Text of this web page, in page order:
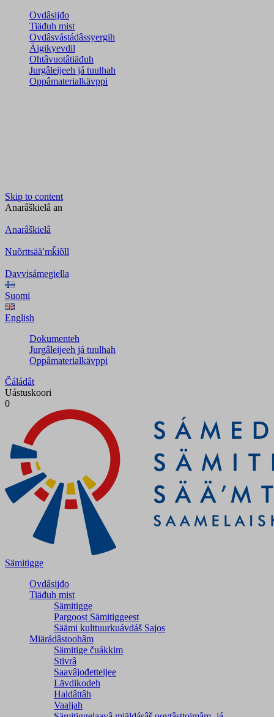
Ovdâsijđo
Tiäđuh mist
Ovdâsvástádâssyergih
Äigikyevdil
Ohtâvuotâtiäđuh
Jurgâleijeeh já tuulhah
Oppâmaterialkävppi
Skip to content
Anarâškielâ an
Anarâškielâ
Nuõrttsääʹmǩiõll
Davvisámegiella
Suomi
English
Dokumenteh
Jurgâleijeeh já tuulhah
Oppâmaterialkävppi
Čáládât
Uástuskoori
0
Sämitigge
Ovdâsijđo
Tiäđuh mist
Sämitigge
Pargoost Sämitiggeest
Säämi kulttuurkuávdáš Sajos
Miärádâstoohâm
Sämitige čuákkim
Stivrâ
Saavâjođetteijee
Lävdikodeh
Haldâttâh
Vaaljah